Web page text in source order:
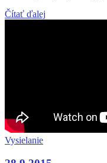
Čítať ďalej
Vysielanie